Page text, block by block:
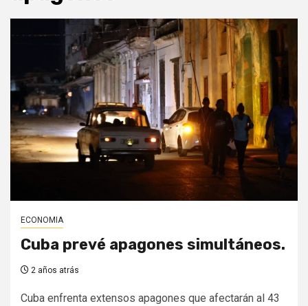
ECONOMIA
Cuba prevé apagones simultáneos.
2 años atrás
Cuba enfrenta extensos apagones que afectarán al 43